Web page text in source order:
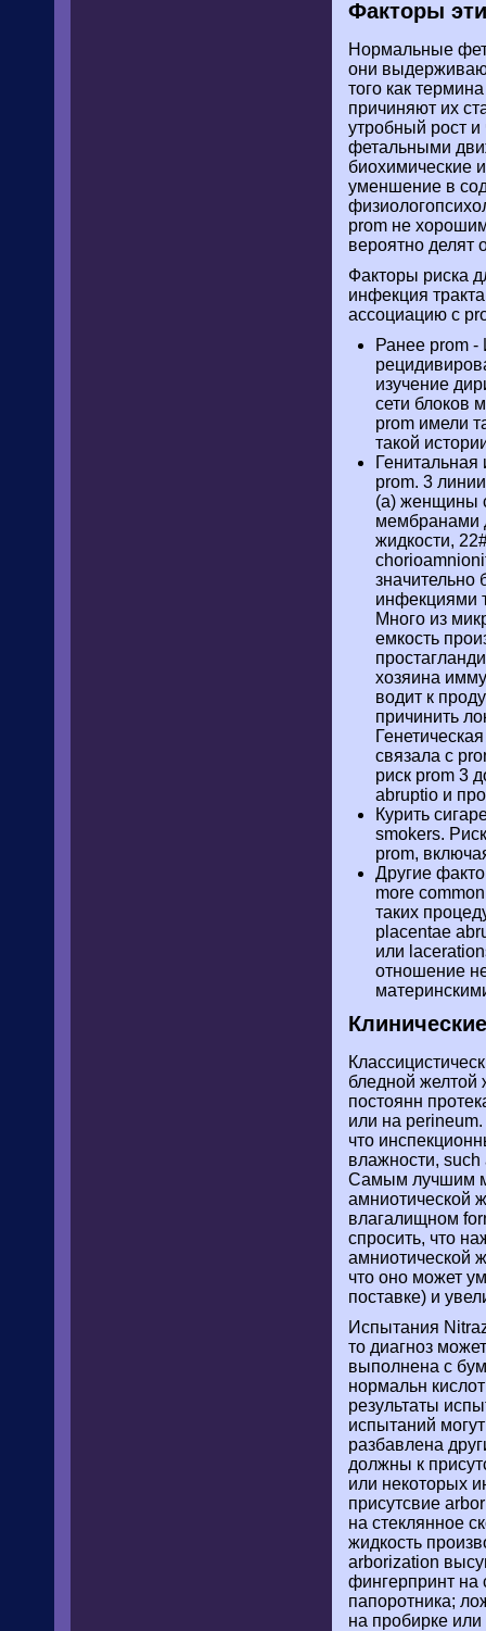
Факторы
Нормальные
они
того как
причиняют их
утробный рост
фетальными
биохимические
уменшение в
prom не
вероятно
Факторы риска
инфекция
ассоциацию с
Ранее prom -
изучение
сети блоков
prom имели
такой
prom. 3
(a) женщины
мембранами
жидкости,
инфекциями
Много из
емкость
хозяина
водит к
причинить
связала с
риск prom 3
abruptio и
Курить
smokers.
prom,
Другие
more
таких
placentae
или
отношение
бледной желтой
постоянн
или на
что
влажности,
Самым лучшим
амниотической
влагалищном
спросить, что
амниотической
что оно может
поставке) и
Испытания
то диагноз
выполнена с
нормальн
результаты
испытаний
разбавлена
должны к
или некоторых
присутсвие
на стеклянное
жидкость
arborization
фингерпринт на
папоротника;
на пробирке